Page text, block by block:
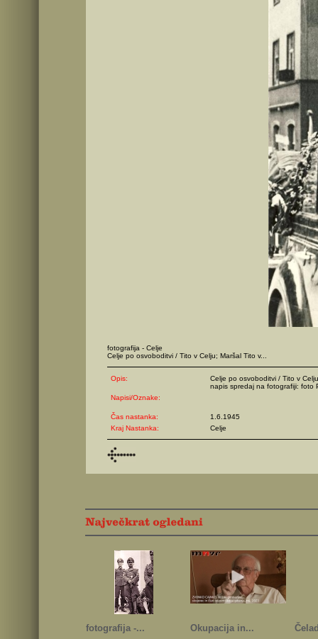
fotografija - Celje
Celje po osvoboditvi / Tito v Celju; Maršal Tito v...
Opis:
Celje po osvoboditvi / Tito v
napis spredaj na fotografiji: foto
Napisi/Oznake:
Čas nastanka:
1.6.1945
Kraj Nastanka:
Celje
fotografija -... Okupacija in...